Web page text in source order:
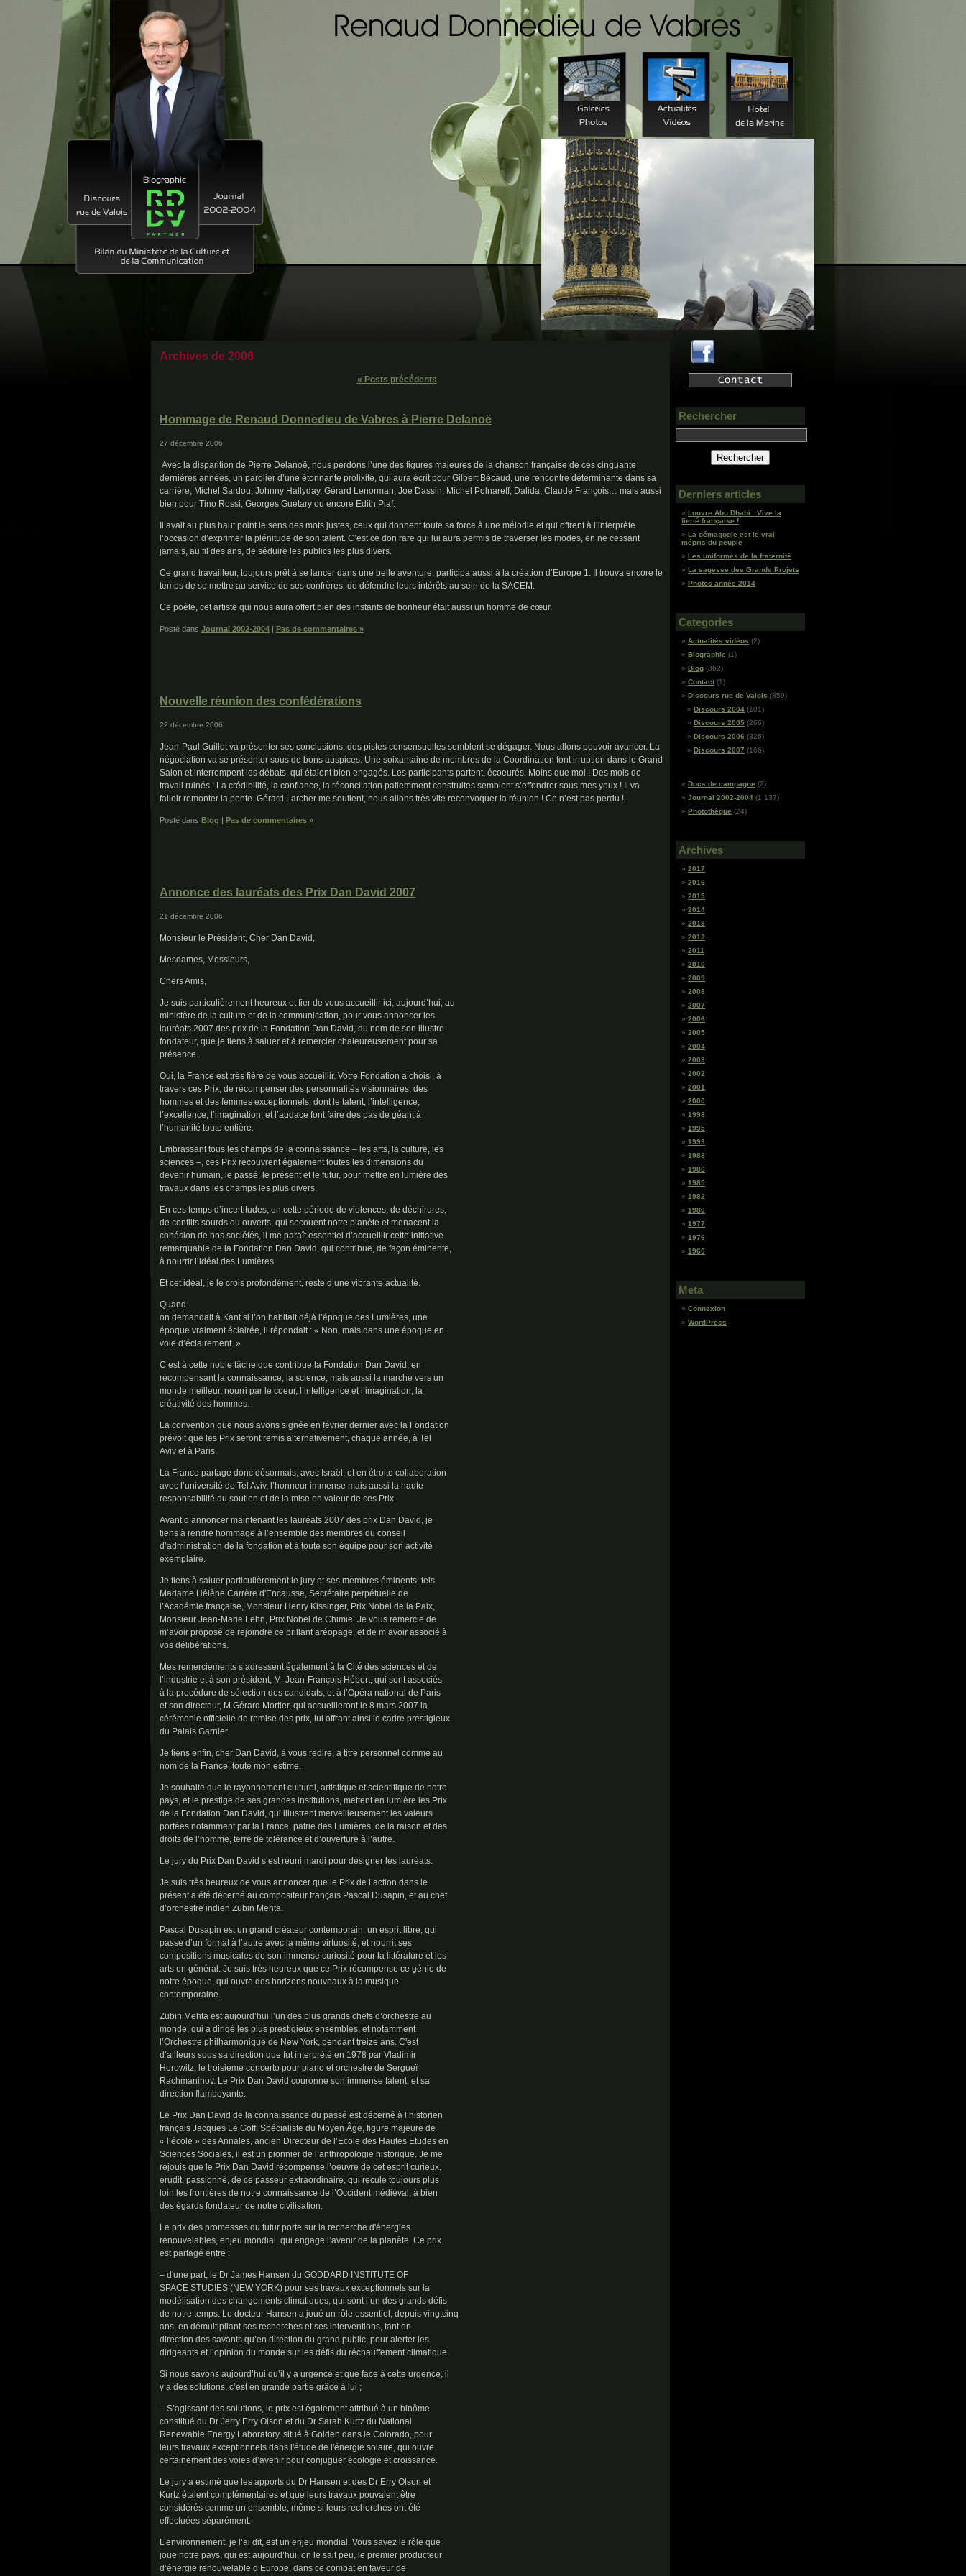
Archives de 2006
« Posts précédents
Hommage de Renaud Donnedieu de Vabres à Pierre Delanoë
27 décembre 2006
Avec la disparition de Pierre Delanoë, nous perdons l’une des figures majeures de la chanson française de ces cinquante
dernières années, un parolier d’une étonnante prolixité, qui aura écrit pour Gilbert Bécaud, une rencontre déterminante dans sa
carrière, Michel Sardou, Johnny Hallyday, Gérard Lenorman, Joe Dassin, Michel Polnareff, Dalida, Claude François… mais aussi
bien pour Tino Rossi, Georges Guétary ou encore Edith Piaf.
Il avait au plus haut point le sens des mots justes, ceux qui donnent toute sa force à une mélodie et qui offrent à l’interprète
l’occasion d’exprimer la plénitude de son talent. C’est ce don rare qui lui aura permis de traverser les modes, en ne cessant
jamais, au fil des ans, de séduire les publics les plus divers.
Ce grand travailleur, toujours prêt à se lancer dans une belle aventure, participa aussi à la création d’Europe 1. Il trouva encore le
temps de se mettre au service de ses confrères, de défendre leurs intérêts au sein de la SACEM.
Ce poète, cet artiste qui nous aura offert bien des instants de bonheur était aussi un homme de cœur.
Posté dans Journal 2002-2004 | Pas de commentaires »
Nouvelle réunion des confédérations
22 décembre 2006
Jean-Paul Guillot va présenter ses conclusions. des pistes consensuelles semblent se dégager. Nous allons pouvoir avancer. La
négociation va se présenter sous de bons auspices. Une soixantaine de membres de la Coordination font irruption dans le Grand
Salon et interrompent les débats, qui étaient bien engagés. Les participants partent, écoeurés. Moins que moi ! Des mois de
travail ruinés ! La crédibilité, la confiance, la réconcilation patiemment construites semblent s’effondrer sous mes yeux ! Il va
falloir remonter la pente. Gérard Larcher me soutient, nous allons très vite reconvoquer la réunion ! Ce n’est pas perdu !
Posté dans Blog | Pas de commentaires »
Annonce des lauréats des Prix Dan David 2007
21 décembre 2006
Monsieur le Président, Cher Dan David,
Mesdames, Messieurs,
Chers Amis,
Je suis particulièrement heureux et fier de vous accueillir ici, aujourd’hui, au
ministère de la culture et de la communication, pour vous annoncer les
lauréats 2007 des prix de la Fondation Dan David, du nom de son illustre
fondateur, que je tiens à saluer et à remercier chaleureusement pour sa
présence.
Oui, la France est très fière de vous accueillir. Votre Fondation a choisi, à
travers ces Prix, de récompenser des personnalités visionnaires, des
hommes et des femmes exceptionnels, dont le talent, l’intelligence,
l’excellence, l’imagination, et l’audace font faire des pas de géant à
l’humanité toute entière.
Embrassant tous les champs de la connaissance – les arts, la culture, les
sciences –, ces Prix recouvrent également toutes les dimensions du
devenir humain, le passé, le présent et le futur, pour mettre en lumière des
travaux dans les champs les plus divers.
En ces temps d’incertitudes, en cette période de violences, de déchirures,
de conflits sourds ou ouverts, qui secouent notre planète et menacent la
cohésion de nos sociétés, il me paraît essentiel d’accueillir cette initiative
remarquable de la Fondation Dan David, qui contribue, de façon éminente,
à nourrir l’idéal des Lumières.
Et cet idéal, je le crois profondément, reste d’une vibrante actualité.
Quand
on demandait à Kant si l’on habitait déjà l’époque des Lumières, une
époque vraiment éclairée, il répondait : « Non, mais dans une époque en
voie d’éclairement. »
C’est à cette noble tâche que contribue la Fondation Dan David, en
récompensant la connaissance, la science, mais aussi la marche vers un
monde meilleur, nourri par le coeur, l’intelligence et l’imagination, la
créativité des hommes.
La convention que nous avons signée en février dernier avec la Fondation
prévoit que les Prix seront remis alternativement, chaque année, à Tel
Aviv et à Paris.
La France partage donc désormais, avec Israël, et en étroite collaboration
avec l’université de Tel Aviv, l’honneur immense mais aussi la haute
responsabilité du soutien et de la mise en valeur de ces Prix.
Avant d’annoncer maintenant les lauréats 2007 des prix Dan David, je
tiens à rendre hommage à l’ensemble des membres du conseil
d’administration de la fondation et à toute son équipe pour son activité
exemplaire.
Je tiens à saluer particulièrement le jury et ses membres éminents, tels
Madame Hélène Carrère d'Encausse, Secrétaire perpétuelle de
l’Académie française, Monsieur Henry Kissinger, Prix Nobel de la Paix,
Monsieur Jean-Marie Lehn, Prix Nobel de Chimie. Je vous remercie de
m’avoir proposé de rejoindre ce brillant aréopage, et de m’avoir associé à
vos délibérations.
Mes remerciements s’adressent également à la Cité des sciences et de
l’industrie et à son président, M. Jean-François Hébert, qui sont associés
à la procédure de sélection des candidats, et à l’Opéra national de Paris
et son directeur, M.Gérard Mortier, qui accueilleront le 8 mars 2007 la
cérémonie officielle de remise des prix, lui offrant ainsi le cadre prestigieux
du Palais Garnier.
Je tiens enfin, cher Dan David, à vous redire, à titre personnel comme au
nom de la France, toute mon estime.
Je souhaite que le rayonnement culturel, artistique et scientifique de notre
pays, et le prestige de ses grandes institutions, mettent en lumière les Prix
de la Fondation Dan David, qui illustrent merveilleusement les valeurs
portées notamment par la France, patrie des Lumières, de la raison et des
droits de l’homme, terre de tolérance et d’ouverture à l’autre.
Le jury du Prix Dan David s’est réuni mardi pour désigner les lauréats.
Je suis très heureux de vous annoncer que le Prix de l’action dans le
présent a été décerné au compositeur français Pascal Dusapin, et au chef
d’orchestre indien Zubin Mehta.
Pascal Dusapin est un grand créateur contemporain, un esprit libre, qui
passe d’un format à l’autre avec la même virtuosité, et nourrit ses
compositions musicales de son immense curiosité pour la littérature et les
arts en général. Je suis très heureux que ce Prix récompense ce génie de
notre époque, qui ouvre des horizons nouveaux à la musique
contemporaine.
Zubin Mehta est aujourd’hui l’un des plus grands chefs d’orchestre au
monde, qui a dirigé les plus prestigieux ensembles, et notamment
l’Orchestre philharmonique de New York, pendant treize ans. C'est
d’ailleurs sous sa direction que fut interprété en 1978 par Vladimir
Horowitz, le troisième concerto pour piano et orchestre de Sergueï
Rachmaninov. Le Prix Dan David couronne son immense talent, et sa
direction flamboyante.
Le Prix Dan David de la connaissance du passé est décerné à l’historien
français Jacques Le Goff. Spécialiste du Moyen Âge, figure majeure de
« l’école » des Annales, ancien Directeur de l’Ecole des Hautes Etudes en
Sciences Sociales, il est un pionnier de l’anthropologie historique. Je me
réjouis que le Prix Dan David récompense l’oeuvre de cet esprit curieux,
érudit, passionné, de ce passeur extraordinaire, qui recule toujours plus
loin les frontières de notre connaissance de l’Occident médiéval, à bien
des égards fondateur de notre civilisation.
Le prix des promesses du futur porte sur la recherche d'énergies
renouvelables, enjeu mondial, qui engage l’avenir de la planète. Ce prix
est partagé entre :
– d'une part, le Dr James Hansen du GODDARD INSTITUTE OF
SPACE STUDIES (NEW YORK) pour ses travaux exceptionnels sur la
modélisation des changements climatiques, qui sont l’un des grands défis
de notre temps. Le docteur Hansen a joué un rôle essentiel, depuis vingtcinq
ans, en démultipliant ses recherches et ses interventions, tant en
direction des savants qu’en direction du grand public, pour alerter les
dirigeants et l’opinion du monde sur les défis du réchauffement climatique.
Si nous savons aujourd’hui qu’il y a urgence et que face à cette urgence, il
y a des solutions, c’est en grande partie grâce à lui ;
– S’agissant des solutions, le prix est également attribué à un binôme
constitué du Dr Jerry Erry Olson et du Dr Sarah Kurtz du National
Renewable Energy Laboratory, situé à Golden dans le Colorado, pour
leurs travaux exceptionnels dans l'étude de l'énergie solaire, qui ouvre
certainement des voies d’avenir pour conjuguer écologie et croissance.
Le jury a estimé que les apports du Dr Hansen et des Dr Erry Olson et
Kurtz étaient complémentaires et que leurs travaux pouvaient être
considérés comme un ensemble, même si leurs recherches ont été
effectuées séparément.
L’environnement, je l’ai dit, est un enjeu mondial. Vous savez le rôle que
joue notre pays, qui est aujourd’hui, on le sait peu, le premier producteur
d’énergie renouvelable d’Europe, dans ce combat en faveur de
Rechercher
Derniers articles
Louvre Abu Dhabi : Vive la
fierté française !
La démagogie est le vrai
mépris du peuple
Les uniformes de la fraternité
La sagesse des Grands Projets
Photos année 2014
Categories
Actualités vidéos (2)
Biographie (1)
Blog (362)
Contact (1)
Discours rue de Valois (859)
Discours 2004 (101)
Discours 2005 (266)
Discours 2006 (326)
Discours 2007 (166)
Docs de campagne (2)
Journal 2002-2004 (1 137)
Photothèque (24)
Archives
2017
2016
2015
2014
2013
2012
2011
2010
2009
2008
2007
2006
2005
2004
2003
2002
2001
2000
1998
1995
1993
1988
1986
1985
1982
1980
1977
1976
1960
Meta
Connexion
WordPress